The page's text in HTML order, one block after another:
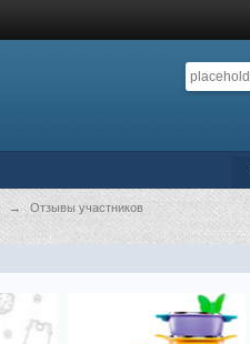
→ Отзывы участников